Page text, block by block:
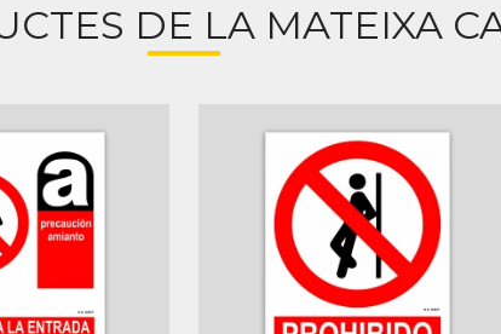
DE LA MATEIXA